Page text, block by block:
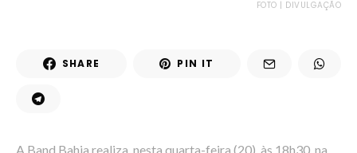
FOTO | DIVULGAÇÃO
SHARE PIN IT
A Band Bahia realiza, nesta quarta-feira (20), às 18h30, na